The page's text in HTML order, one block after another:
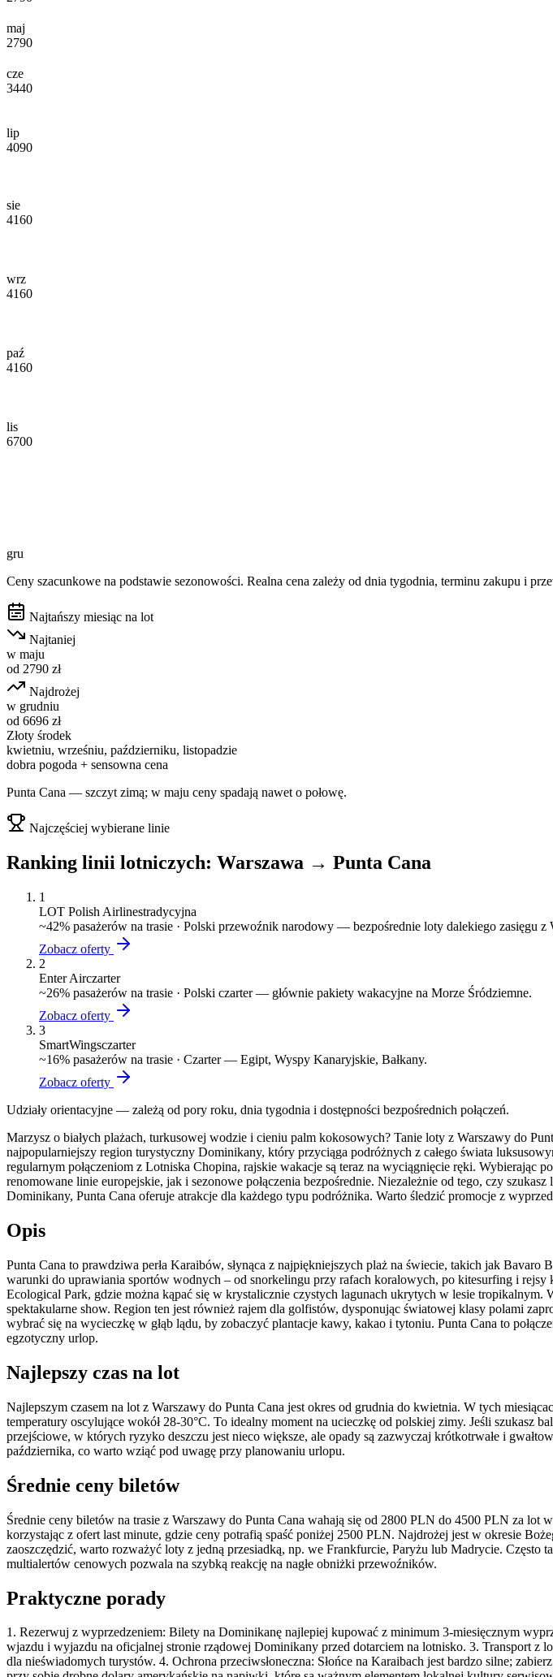
maj
2790
cze
3440
lip
4090
sie
4160
wrz
4160
paź
4160
lis
6700
gru
Ceny szacunkowe na podstawie sezonowości. Realna cena zależy od dnia tygodnia, terminu zakupu i
Najtańszy miesiąc na lot
Najtaniej
w maju
od 2790 zł
Najdrożej
w grudniu
od 6696 zł
Złoty środek
kwietniu, wrześniu, październiku, listopadzie
dobra pogoda + sensowna cena
Punta Cana — szczyt zimą; w maju ceny spadają nawet o połowę.
Najczęściej wybierane linie
Ranking linii lotniczych: Warszawa → Punta Cana
1
LOT Polish Airlinestradycyjna
~42% pasażerów na trasie · Polski przewoźnik narodowy — bezpośrednie loty dalekiego zasięgu z
Zobacz oferty
2
Enter Airczarter
~26% pasażerów na trasie · Polski czarter — głównie pakiety wakacyjne na Morze Śródziemne.
Zobacz oferty
3
SmartWingsczarter
~16% pasażerów na trasie · Czarter — Egipt, Wyspy Kanaryjskie, Bałkany.
Zobacz oferty
Udziały orientacyjne — zależą od pory roku, dnia tygodnia i dostępności bezpośrednich połączeń.
Marzysz o białych plażach, turkusowej wodzie i cieniu palm kokosowych? Tanie loty z Warszawy do
najpopularniejszy region turystyczny Dominikany, który przyciąga podróżnych z całego świata
regularnym połączeniom z Lotniska Chopina, rajskie wakacje są teraz na wyciągnięcie ręki. Wybierając
renomowane linie europejskie, jak i sezonowe połączenia bezpośrednie. Niezależnie od tego, czy
Dominikany, Punta Cana oferuje atrakcje dla każdego typu podróżnika. Warto śledzić promocje z
Opis
Punta Cana to prawdziwa perła Karaibów, słynąca z najpiękniejszych plaż na świecie, takich jak
warunki do uprawiania sportów wodnych – od snorkelingu przy rafach koralowych, po kitesurfing i
Ecological Park, gdzie można kąpać się w krystalicznie czystych lagunach ukrytych w lesie
spektakularne show. Region ten jest również rajem dla golfistów, dysponując światowej klasy polami
wybrać się na wycieczkę w głąb lądu, by zobaczyć plantacje kawy, kakao i tytoniu. Punta Cana to
egzotyczny urlop.
Najlepszy czas na lot
Najlepszym czasem na lot z Warszawy do Punta Cana jest okres od grudnia do kwietnia. W tych
temperatury oscylujące wokół 28-30°C. To idealny moment na ucieczkę od polskiej zimy. Jeśli szukasz
przejściowe, w których ryzyko deszczu jest nieco większe, ale opady są zazwyczaj krótkotrwałe i
października, co warto wziąć pod uwagę przy planowaniu urlopu.
Średnie ceny biletów
Średnie ceny biletów na trasie z Warszawy do Punta Cana wahają się od 2800 PLN do 4500 PLN za
korzystając z ofert last minute, gdzie ceny potrafią spaść poniżej 2500 PLN. Najdrożej jest w okresie
zaoszczędzić, warto rozważyć loty z jedną przesiadką, np. we Frankfurcie, Paryżu lub Madrycie.
multialertów cenowych pozwala na szybką reakcję na nagłe obniżki przewoźników.
Praktyczne porady
1. Rezerwuj z wyprzedzeniem: Bilety na Dominikanę najlepiej kupować z minimum 3-miesięcznym
wjazdu i wyjazdu na oficjalnej stronie rządowej Dominikany przed dotarciem na lotnisko. 3. Transport
dla nieświadomych turystów. 4. Ochrona przeciwsłoneczna: Słońce na Karaibach jest bardzo silne;